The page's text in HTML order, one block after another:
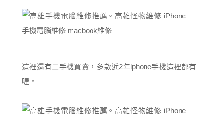
這裡還有二手機買賣，多款近2年iphone手機這裡都有
喔。